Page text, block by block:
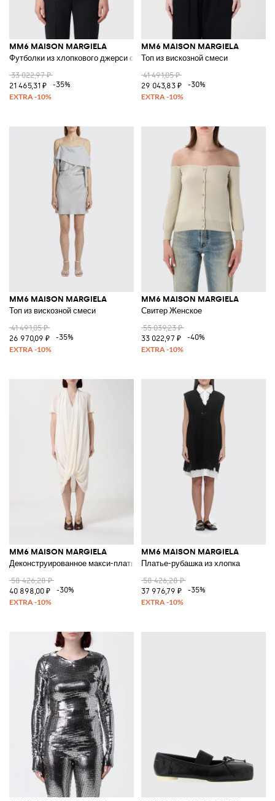
MM6 MAISON MARGIELA
Футболки из хлопкового джерси с логотипом
33 022,97 ₽
21 465,31 ₽
-35%
MM6 MAISON MARGIELA
Топ из вискозной смеси
41 491,05 ₽
29 043,83 ₽
-30%
MM6 MAISON MARGIELA
Топ из вискозной смеси
41 491,05 ₽
26 970,09 ₽
-35%
MM6 MAISON MARGIELA
Свитер Женское
55 039,23 ₽
33 022,97 ₽
-40%
MM6 MAISON MARGIELA
Деконструированное макси-платье
58 426,28 ₽
40 898,00 ₽
-30%
MM6 MAISON MARGIELA
Платье-рубашка из хлопка
58 426,28 ₽
37 976,79 ₽
-35%